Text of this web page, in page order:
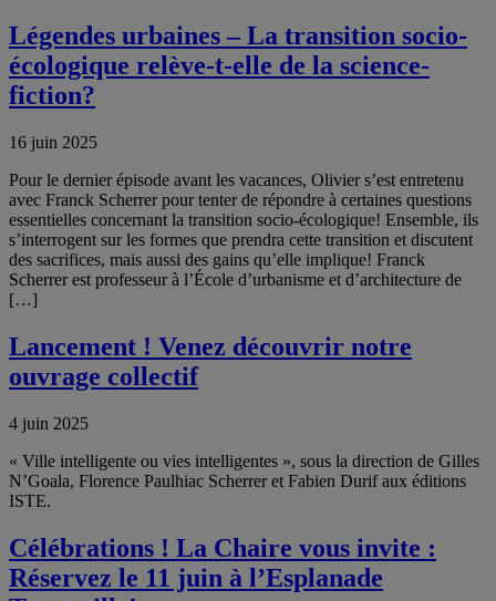
Légendes urbaines – La transition socio-
écologique relève-t-elle de la science-
fiction?
16 juin 2025
Pour le dernier épisode avant les vacances, Olivier s’est entretenu
avec Franck Scherrer pour tenter de répondre à certaines questions
essentielles concernant la transition socio-écologique! Ensemble, ils
s’interrogent sur les formes que prendra cette transition et discutent
des sacrifices, mais aussi des gains qu’elle implique! Franck
Scherrer est professeur à l’École d’urbanisme et d’architecture de
[…]
Lancement ! Venez découvrir notre
ouvrage collectif
4 juin 2025
« Ville intelligente ou vies intelligentes », sous la direction de Gilles
N’Goala, Florence Paulhiac Scherrer et Fabien Durif aux éditions
ISTE.
Célébrations ! La Chaire vous invite :
Réservez le 11 juin à l’Esplanade